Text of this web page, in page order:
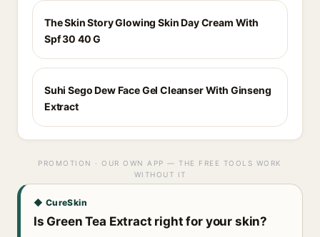
The Skin Story Glowing Skin Day Cream With
Spf 30 40 G
Suhi Sego Dew Face Gel Cleanser With Ginseng
Extract
PROMOTION · OUR OWN APP — THE FREE TOOLS WORK
WITHOUT IT
◆ CureSkin
Is Green Tea Extract right for your skin?